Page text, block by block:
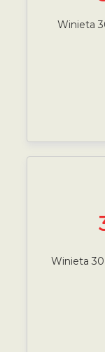
Winieta
Winieta